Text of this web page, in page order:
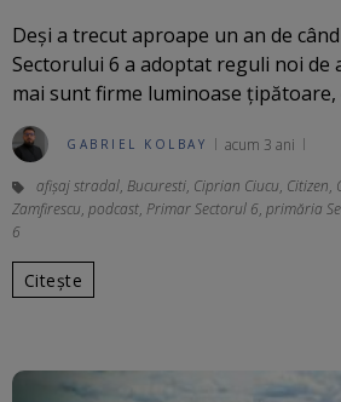
Deși a trecut aproape un an de
Sectorului 6 a adoptat reguli noi de
mai sunt firme luminoase
GABRIEL KOLBAY acum 3 ani
afișaj stradal, Bucuresti, Ciprian Ciucu, Citizen,
Zamfirescu, podcast, Primar Sectorul 6, primăria
6
Citește